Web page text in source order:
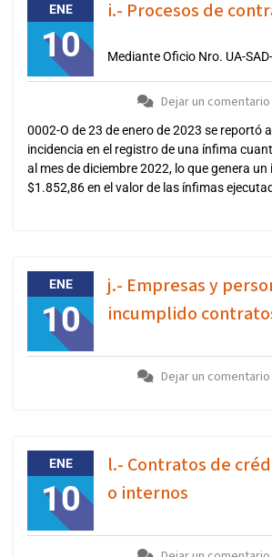
ENE
10
i.- Procesos de
Dejar un comentario
Mediante Oficio Nro. UA-
0002-O de 23 de enero de 2023 se reportó a
incidencia en el registro de una ínfima
al mes de diciembre 2022, lo que genera un
$1.852,86 en el valor de las ínfimas
ENE
10
j.- Empresas y
incumplido
Dejar un comentario
ENE
10
l.- Contratos de
o internos